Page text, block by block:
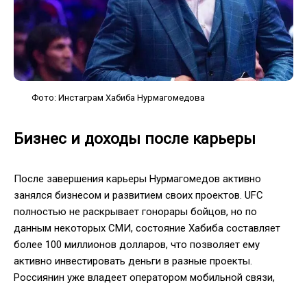
Фото: Инстаграм Хабиба Нурмагомедова
Бизнес и доходы после карьеры
После завершения карьеры Нурмагомедов активно
занялся бизнесом и развитием своих проектов. UFC
полностью не раскрывает гонорары бойцов, но по
данным некоторых СМИ, состояние Хабиба составляет
более 100 миллионов долларов, что позволяет ему
активно инвестировать деньги в разные проекты.
Россиянин уже владеет оператором мобильной связи,